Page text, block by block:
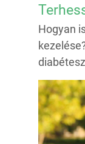
Hogyan